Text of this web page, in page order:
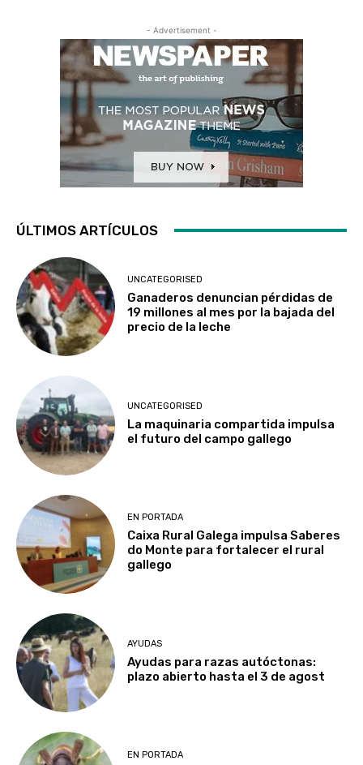
- Advertisement -
ÚLTIMOS ARTÍCULOS
UNCATEGORISED
Ganaderos denuncian pérdidas de
19 millones al mes por la bajada del
precio de la leche
UNCATEGORISED
La maquinaria compartida impulsa
el futuro del campo gallego
EN PORTADA
Caixa Rural Galega impulsa Saberes
do Monte para fortalecer el rural
gallego
AYUDAS
Ayudas para razas autóctonas:
plazo abierto hasta el 3 de agost
EN PORTADA